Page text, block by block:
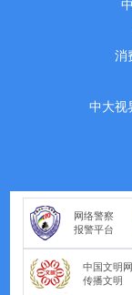
消
中大视
网络警察
报警平台
中国文明网
传播文明